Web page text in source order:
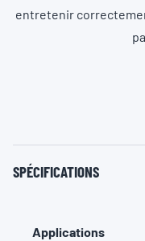
entretenir
SPÉCIFICATIONS
Applications